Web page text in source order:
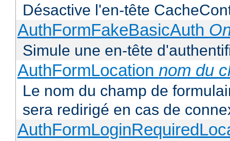
Désactive l'en-tête
AuthFormFakeBasicAuth
Simule une en-tête
AuthFormLocation nom du
Le nom du champ de
sera redirigé en cas de